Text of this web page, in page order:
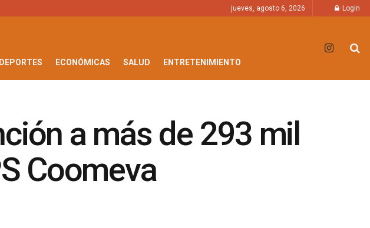
jueves, agosto 6, 2026 Login
DEPORTES ECONÓMICAS SALUD ENTRETENIMIENTO
a más de 293 mil
Coomeva